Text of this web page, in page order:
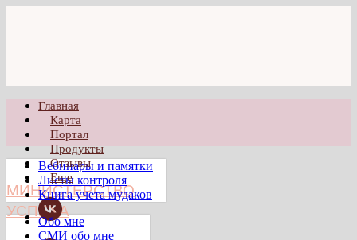
МИНИСТЕРСТВО
УСПЕХА
Главная
Карта
Портал
Продукты
Отзывы
Еще
Вебинары и памятки
Листы контроля
Книга учета мудаков
Обо мне
СМИ обо мне